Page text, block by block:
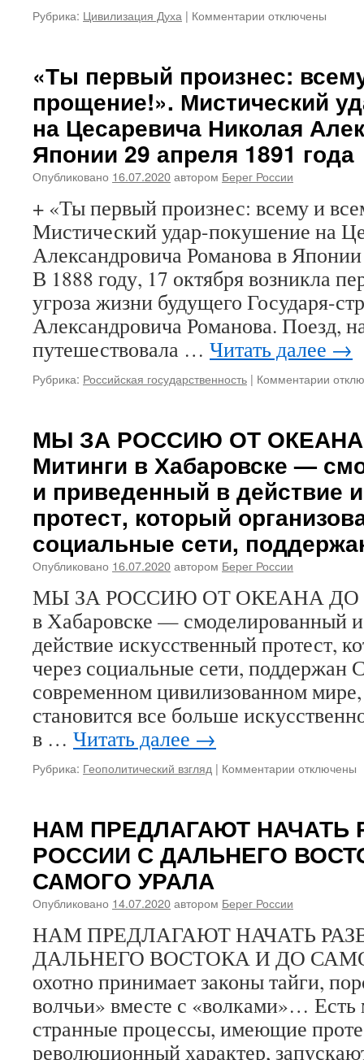
Рубрика: Цивилизация Духа | Комментарии к
УБИЛ
ЦАРЯ,
И
СЕГОДНЯ
ГЛУМЯТСЯ
НАД
НАМИ
отключены
«Ты первый произнес:
прощение!». Мистический
на Цесаревича Николая
Японии 29 апреля 1891 года
Опубликовано 16.07.2020автором Берег России
+ «Ты первый произнес: всему и
Мистический удар-покушение на
Александровича Романова в Японии
В 1888 году, 17 октября возникла
угроза жизни будущего Государя-
Александровича Романова. Поезд,
путешествовала … Читать далее →
Рубрика: Российская государственность | Комментарии к
всему
и
всем
удар
—
на
в
29
1891
МЫ ЗА РОССИЮ ОТ
Митинги в Хабаровске —
и приведенный в действие
протест, который
социальные сети,
Опубликовано 16.07.2020автором Берег России
МЫ ЗА РОССИЮ ОТ ОКЕАНА ДО
в Хабаровске — смоделированный
действие искусственный протест,
через социальные сети,
современном цивилизованном
становится все больше
в … Читать далее →
Рубрика: Геополитический взгляд | Комментарии к
РОССИЮ
ОТ
ОКЕАНА
в
Хабаровске
—
в
действие
отключены
НАМ ПРЕДЛАГАЮТ НАЧАТЬ
РОССИИ С ДАЛЬНЕГО
САМОГО УРАЛА
Опубликовано 14.07.2020автором Берег России
НАМ ПРЕДЛАГАЮТ НАЧАТЬ
ДАЛЬНЕГО ВОСТОКА И ДО
охотно принимает законы тайги,
волчьи» вместе с «волками»… Есть
странные процессы, имеющие
революционный характер,